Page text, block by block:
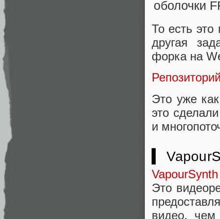
То есть это
другая
форка на
Это уже
это
и
▍
VapourSynth
Это
видео, чем